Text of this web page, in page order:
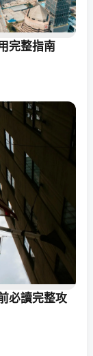
完整指南
必讀完整攻